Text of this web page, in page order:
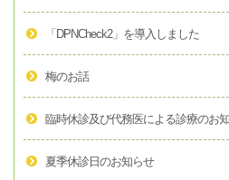
「DPNCheck2」を導入しました
梅のお話
臨時休診及び代務医による診療のお
夏季休診日のお知らせ